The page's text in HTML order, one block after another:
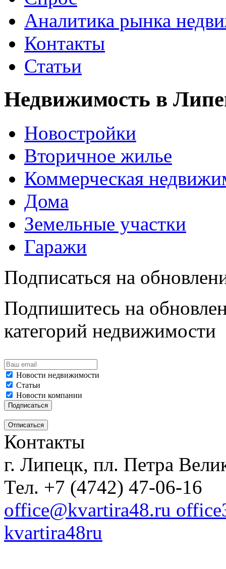
Аналитика рынка
Контакты
Статьи
Недвижимость в
Новостройки
Вторичное жилье
Коммерческая
Дома
Земельные участки
Гаражи
Подписаться на
Подпишитесь на
категорий недвижимости
Новости недвижимости
Статьи
Новости компании
Контакты
г. Липецк, пл. Петра
Тел. +7 (4742) 47-06-16
office@kvartira48.ru
kvartira48ru